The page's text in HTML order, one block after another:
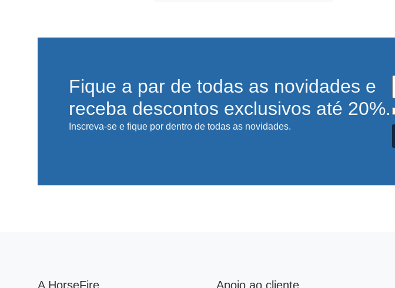
Fique a par de todas as novidades e
receba descontos exclusivos até 20%.
Inscreva-se e fique por dentro de todas as novidades.
A HorseFire Apoio ao cliente